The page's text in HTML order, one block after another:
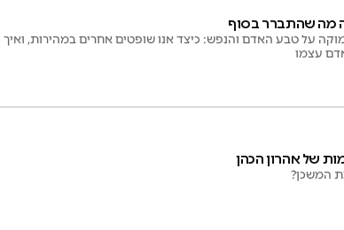
מה שהתברר בסוף
על טבע האדם והנפש: כיצד אנו שופטים אחרים במהירות,
עצמו
של אהרון הכהן
המשכן?